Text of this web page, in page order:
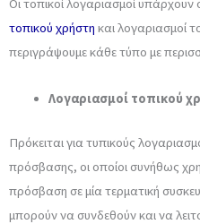
τοπικού χρήστη και λογαριασμοί
περιγράψουμε κάθε τύπο με
Λογαριασμοί τοπικού
Πρόκειται για τυπικούς
πρόσβασης, οι οποίοι συνήθως
πρόσβαση σε μία τερματική
μπορούν να συνδεθούν και να